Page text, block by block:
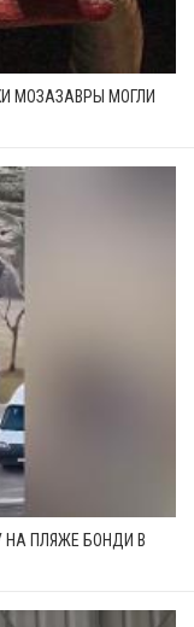
МОЗАЗАВРЫ МОГЛИ
НА ПЛЯЖЕ БОНДИ В